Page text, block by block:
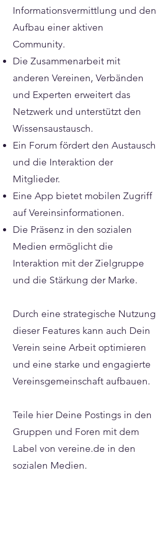
Informationsvermittlung und den
Aufbau einer aktiven
Community.
Die Zusammenarbeit mit
anderen Vereinen, Verbänden
und Experten erweitert das
Netzwerk und unterstützt den
Wissensaustausch.
Ein Forum fördert den Austausch
und die Interaktion der
Mitglieder.
Eine App bietet mobilen Zugriff
auf Vereinsinformationen.
Die Präsenz in den sozialen
Medien ermöglicht die
Interaktion mit der Zielgruppe
und die Stärkung der Marke.
Durch eine strategische Nutzung
dieser Features kann auch Dein
Verein seine Arbeit optimieren
und eine starke und engagierte
Vereinsgemeinschaft aufbauen.
Teile hier Deine Postings in den
Gruppen und Foren mit dem
Label von vereine.de in den
sozialen Medien.